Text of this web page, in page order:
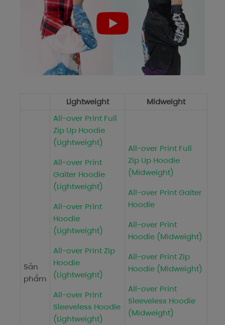
Lightweight Midweight
Sản
phẩm
All-over Print Full
Zip Up Hoodie
(Lightweight)
All-over Print
Gaiter Hoodie
(Lightweight)
All-over Print
Hoodie
(Lightweight)
All-over Print Zip
Hoodie
(Lightweight)
All-over Print
Sleeveless Hoodie
(Lightweight)
All-over Print Full
Zip Up Hoodie
(Midweight)
All-over Print Gaiter
Hoodie
All-over Print
Hoodie (Midweight)
All-over Print Zip
Hoodie (Midweight)
All-over Print
Sleeveless Hoodie
(Midweight)